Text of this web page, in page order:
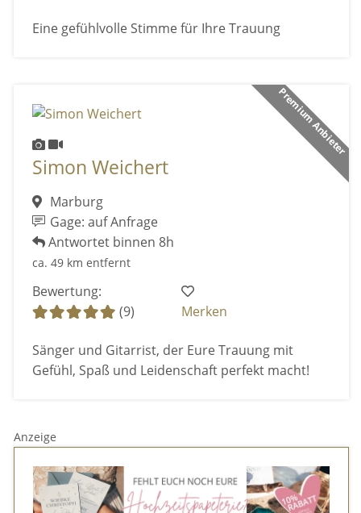
Eine gefühlvolle Stimme für Ihre Trauung
Premium Anbieter
Simon Weichert
Marburg
Gage: auf Anfrage
Antwortet binnen 8h
ca. 49 km entfernt
Bewertung:
(9)
Merken
Sänger und Gitarrist, der Eure Trauung mit
Gefühl, Spaß und Leidenschaft perfekt macht!
Anzeige